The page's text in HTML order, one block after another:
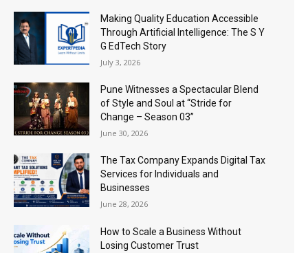
Making Quality Education Accessible
Through Artificial Intelligence: The S Y
G EdTech Story
July 3, 2026
Pune Witnesses a Spectacular Blend
of Style and Soul at “Stride for
Change – Season 03”
June 30, 2026
The Tax Company Expands Digital Tax
Services for Individuals and
Businesses
June 28, 2026
How to Scale a Business Without
Losing Customer Trust